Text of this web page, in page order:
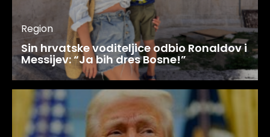
Region
Sin hrvatske voditeljice odbio Ronaldov i
Messijev: “Ja bih dres Bosne!”